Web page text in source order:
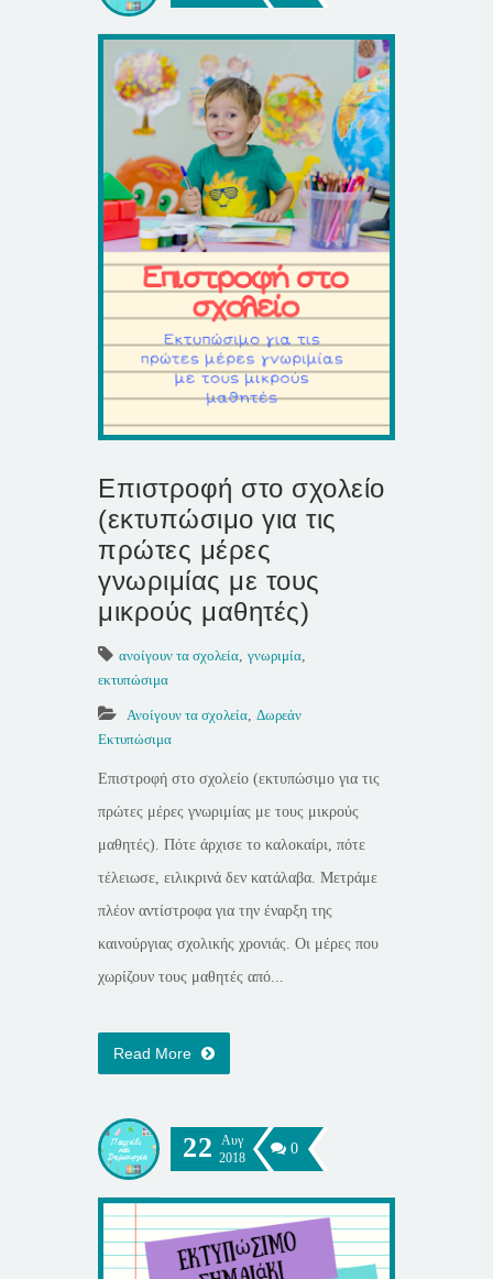
Επιστροφή στο σχολείο
(εκτυπώσιμο για τις
πρώτες μέρες
γνωριμίας με τους
μικρούς μαθητές)
ανοίγουν τα σχολεία, γνωριμία,
εκτυπώσιμα
Ανοίγουν τα σχολεία, Δωρεάν
Εκτυπώσιμα
Επιστροφή στο σχολείο (εκτυπώσιμο για τις
πρώτες μέρες γνωριμίας με τους μικρούς
μαθητές). Πότε άρχισε το καλοκαίρι, πότε
τέλειωσε, ειλικρινά δεν κατάλαβα. Μετράμε
πλέον αντίστροφα για την έναρξη της
καινούργιας σχολικής χρονιάς. Οι μέρες που
χωρίζουν τους μαθητές από...
Read More
22
Αυγ
2018
0